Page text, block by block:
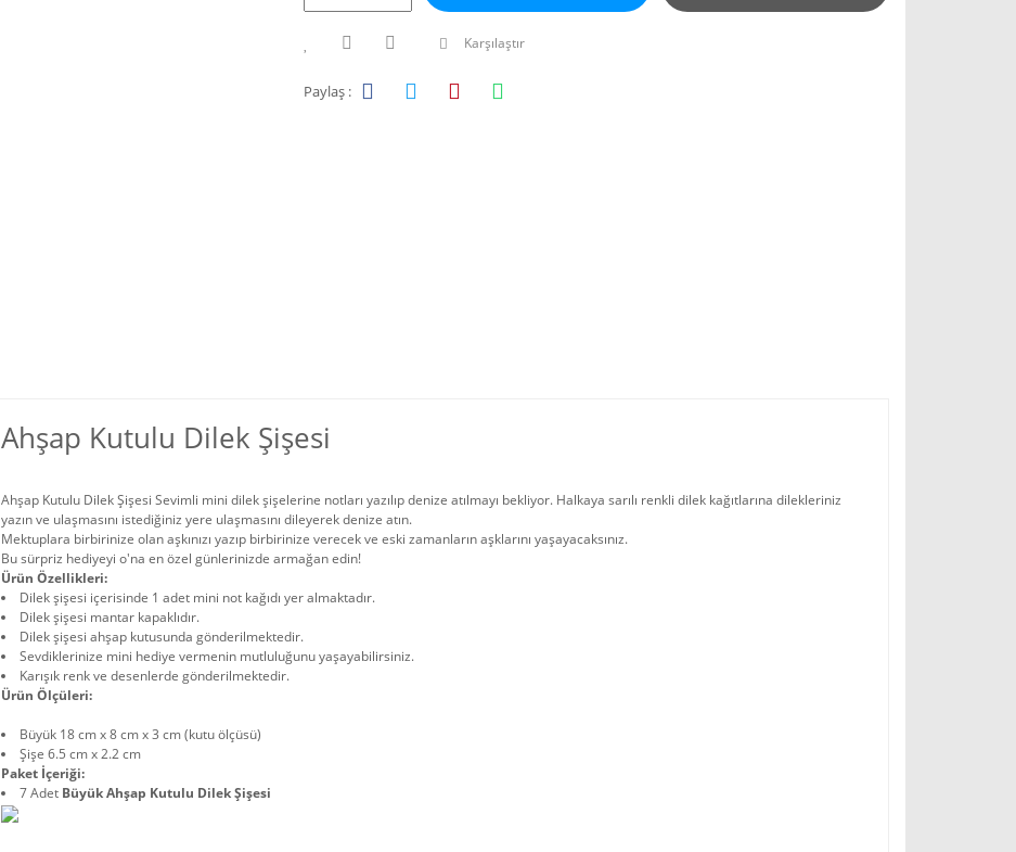
Karşılaştır
Paylaş :
Ahşap Kutulu Dilek Şişesi
Ahşap Kutulu Dilek Şişesi Sevimli mini dilek şişelerine notları yazılıp denize atılmayı bekliyor. Halkaya sarılı renkli dilek kağıtlarına dilekleriniz
yazın ve ulaşmasını istediğiniz yere ulaşmasını dileyerek denize atın.
Mektuplara birbirinize olan aşkınızı yazıp birbirinize verecek ve eski zamanların aşklarını yaşayacaksınız.
Bu sürpriz hediyeyi o'na en özel günlerinizde armağan edin!
Ürün Özellikleri:
Dilek şişesi içerisinde 1 adet mini not kağıdı yer almaktadır.
Dilek şişesi mantar kapaklıdır.
Dilek şişesi ahşap kutusunda gönderilmektedir.
Sevdiklerinize mini hediye vermenin mutluluğunu yaşayabilirsiniz.
Karışık renk ve desenlerde gönderilmektedir.
Ürün Ölçüleri:
Büyük 18 cm x 8 cm x 3 cm (kutu ölçüsü)
Şişe 6.5 cm x 2.2 cm
Paket İçeriği:
7 Adet Büyük Ahşap Kutulu Dilek Şişesi